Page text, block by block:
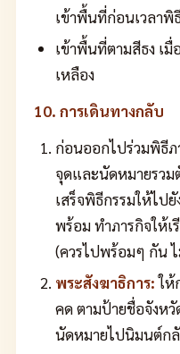
เข้าพื้นที่ก่อนเวลาพิ
เข้าพื้นที่ตามสีธง เ
เหลือง
10. การเดินทางกลับ
ก่อนออกไปร่วมพิธี
จุดและนัดหมายรวม
เสร็จพิธีกรรมให้ไป
พร้อม ทำภารกิจให้
(ควรไปพร้อมๆ กัน
พระสังฆาธิการ:ให้
คด ตามป้ายชื่อจังห
นัดหมายไปนิมนต์ก